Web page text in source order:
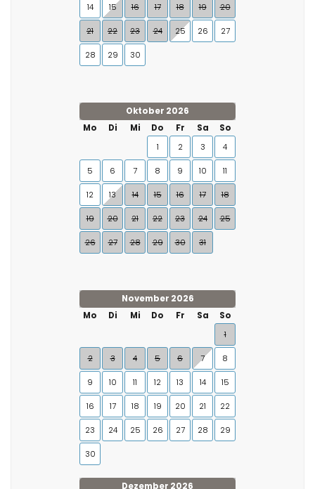
14 15 16 17 18 19 20
21 22 23 24 25 26 27
28 29 30
Oktober 2026
Mo
Di Mi Do Fr Sa
So
1
2 3 4
5 6 7 8 9 10 11
12 13 14 15 16 17 18
19 20 21 22 23 24 25
26 27 28 29 30 31
November 2026
Mo
Di Mi Do Fr Sa
So
1
2 3 4 5 6 7 8
9 10 11 12 13 14 15
16 17 18 19 20 21 22
23 24 25 26 27 28 29
30
Dezember 2026